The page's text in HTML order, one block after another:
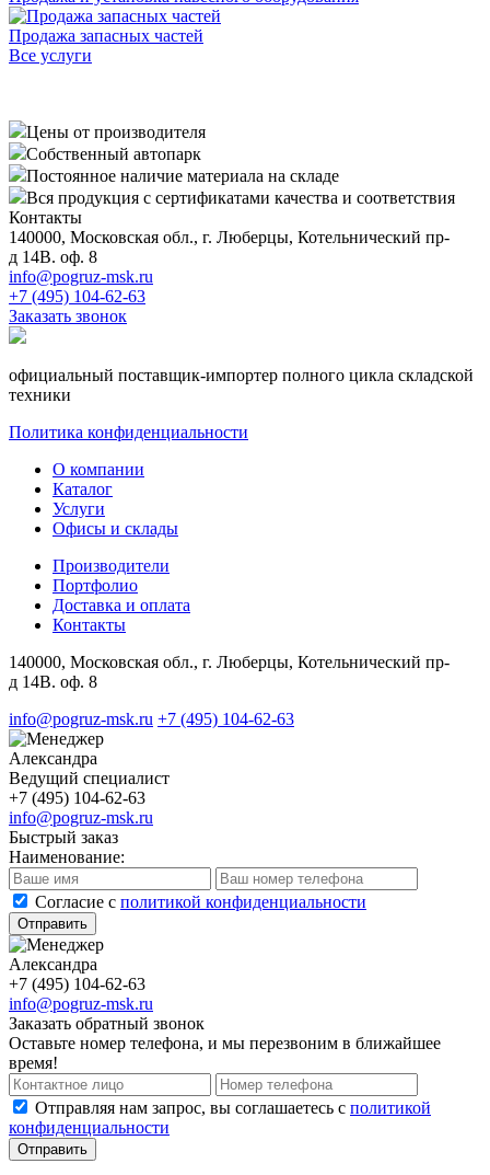
Продажа запасных частей
Все услуги
Цены от производителя
Собственный автопарк
Постоянное наличие материала на складе
Вся продукция с сертификатами качества и соответствия
Контакты
140000, Московская обл., г. Люберцы, Котельнический пр-
д 14В. оф. 8
info@pogruz-msk.ru
+7 (495) 104-62-63
Заказать звонок
официальный поставщик-импортер полного цикла складской
техники
Политика конфиденциальности
О компании
Каталог
Услуги
Офисы и склады
Производители
Портфолио
Доставка и оплата
Контакты
140000, Московская обл., г. Люберцы, Котельнический пр-
д 14В. оф. 8
info@pogruz-msk.ru +7 (495) 104-62-63
Александра
Ведущий специалист
+7 (495) 104-62-63
info@pogruz-msk.ru
Быстрый заказ
Наименование:
Cогласие с политикой конфиденциальности
Отправить
Александра
+7 (495) 104-62-63
info@pogruz-msk.ru
Заказать обратный звонок
Оставьте номер телефона, и мы перезвоним в ближайшее
время!
Отправляя нам запрос, вы соглашаетесь с политикой
конфиденциальности
Отправить